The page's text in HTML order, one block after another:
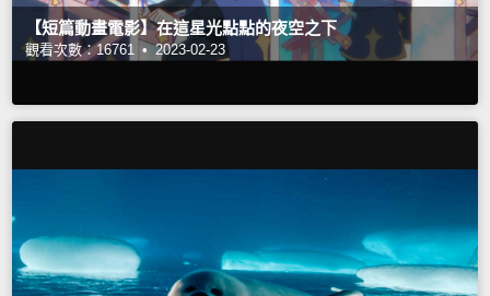
【短篇動畫電影】在這星光點點的夜空之下
觀看次數：16761 • 2023-02-23